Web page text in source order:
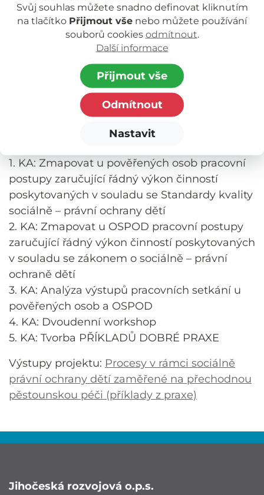
Svůj souhlas můžete snadno definovat kliknutím
na tlačítko Přijmout vše nebo můžete používání
souborů cookies odmítnout.
Další informace
Přijmout vše
Odmítnout
Nastavit
Cíl projektu: Cílem projektu je sladit pracovní
postupy zaručující řádný a odborný výkon
činností poskytovaných v souladu se zákonem
č. 359/1999, Sb., o sociálně – právní ochraně
dětí, a to u pověřených osob a orgánů
sociálně právní ochrany dětí v Jihočeském
1. KA: Zmapovat u pověřených osob pracovní
postupy zaručující řádný výkon činností
poskytovaných v souladu se Standardy kvality
sociálně – právní ochrany dětí
2. KA: Zmapovat u OSPOD pracovní postupy
zaručující řádný výkon činností poskytovaných
v souladu se zákonem o sociálně – právní
ochraně dětí
3. KA: Analýza výstupů pracovních setkání u
pověřených osob a OSPOD
4. KA: Dvoudenní workshop
5. KA: Tvorba PŘÍKLADŮ DOBRÉ PRAXE
Výstupy projektu: Procesy v rámci sociálně
právní ochrany dětí zaměřené na přechodnou
pěstounskou péči (příklady z praxe)
Jihočeská rozvojová o.p.s.